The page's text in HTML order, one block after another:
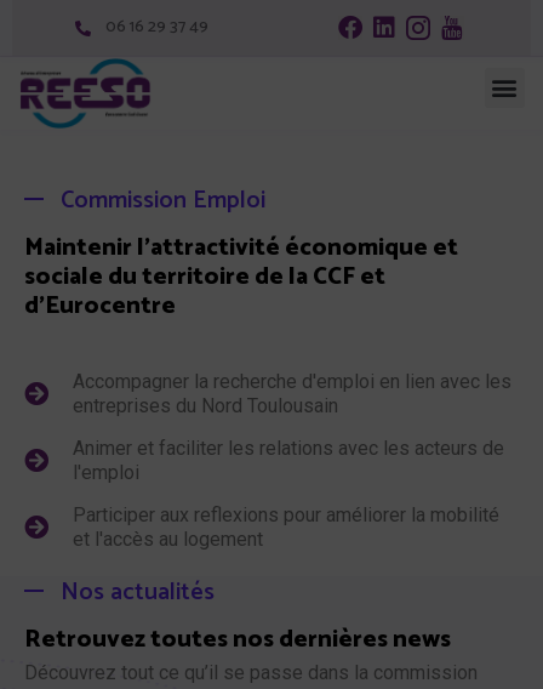
06 16 29 37 49
Commission Emploi
Maintenir l’attractivité économique et
sociale du territoire de la CCF et
d’Eurocentre
Accompagner la recherche d'emploi en lien avec les
entreprises du Nord Toulousain
Animer et faciliter les relations avec les acteurs de
l'emploi
Participer aux reflexions pour améliorer la mobilité
et l'accès au logement
Nos actualités
Retrouvez toutes nos dernières news
Découvrez tout ce qu’il se passe dans la commission